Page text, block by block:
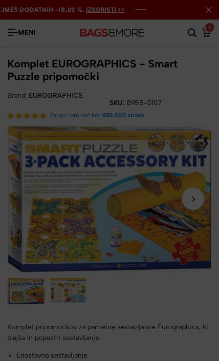
DODATNIH -18,03 %. IZKORISTI >>
DODATNIH -18,03 %. IZKORISTI >>
DODATNIH -18,03 %. IZKORISTI >>
MENI
0
Komplet EUROGRAPHICS - Smart
Puzzle pripomočki
Brand: EUROGRAPHICS
SKU: 8955-0107
Zaupa nam več kot 450.000 strank
Komplet pripomočkov za pametne sestavljanke Eurographics, ki
olajša in popestri sestavljanje.
Enostavno sestavljanje